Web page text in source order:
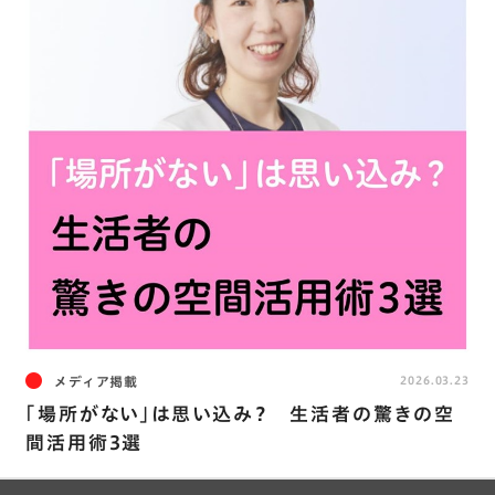
メディア掲載
｢場所がない｣は思い込み？ 生活者の驚きの空
間活用術3選
2026.03.23